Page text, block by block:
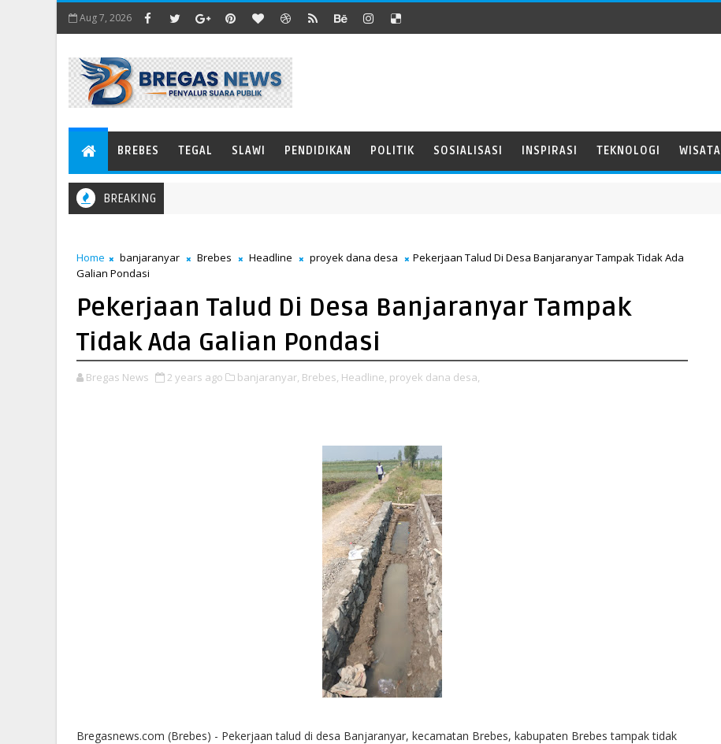
Aug 7, 2026
BREBES TEGAL SLAWI PENDIDIKAN POLITIK SOSIALISASI INSPIRASI TEKNOLOGI WISATA
BREAKING
Home banjaranyar Brebes Headline proyek dana desa
Pekerjaan Talud Di Desa Banjaranyar Tampak Tidak Ada
Galian Pondasi
Pekerjaan Talud Di Desa Banjaranyar Tampak
Tidak Ada Galian Pondasi
Bregas News 2 years ago banjaranyar, Brebes, Headline, proyek dana desa,
Bregasnews.com (Brebes) - Pekerjaan talud di desa Banjaranyar, kecamatan Brebes, kabupaten Brebes tampak tidak